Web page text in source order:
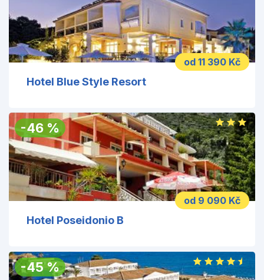
od 11 390 Kč
Hotel Blue Style Resort
od 9 090 Kč
-46 %
Hotel Poseidonio B
-45%